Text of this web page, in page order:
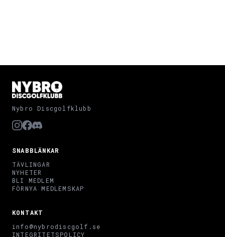
Nybro Discgolfklubb
SNABBLÄNKAR
TÄVLINGAR
NYHETER
BLI MEDLEM
FÖRNYA MEDLEMSKAP
KONTAKT
info@nybrodiscgolf.se
INTEGRITETSPOLICY